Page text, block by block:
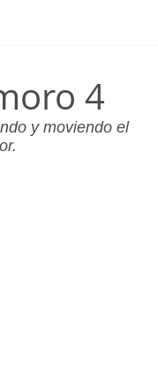
4
y moviendo el